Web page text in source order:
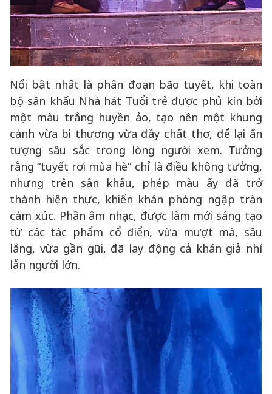
Nổi bật nhất là phân đoạn bão tuyết, khi toàn
bộ sân khấu Nhà hát Tuổi trẻ được phủ kín bởi
một màu trắng huyền ảo, tạo nên một khung
cảnh vừa bi thương vừa đầy chất thơ, để lại ấn
tượng sâu sắc trong lòng người xem. Tưởng
rằng “tuyết rơi mùa hè” chỉ là điều không tưởng,
nhưng trên sân khấu, phép màu ấy đã trở
thành hiện thực, khiến khán phòng ngập tràn
cảm xúc. Phần âm nhạc, được làm mới sáng tạo
từ các tác phẩm cổ điển, vừa mượt mà, sâu
lắng, vừa gần gũi, đã lay động cả khán giả nhí
lẫn người lớn.